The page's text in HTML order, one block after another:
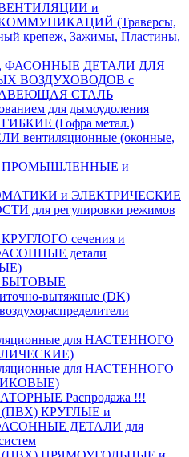
ВЕНТИЛЯЦИИ и
(Траверсы,
крепеж, Зажимы, Пластины,
ФАСОННЫЕ ДЕТАЛИ ДЛЯ
ВОЗДУХОВОДОВ с
СТАЛЬ
для дымоудоления
(Гофра метал.)
вентиляционные (оконные,
ПРОМЫШЛЕННЫЕ и
и ЭЛЕКТРИЧЕСКИЕ
для регулировки режимов
сечения и
детали
вытяжные (DK)
для НАСТЕННОГО
для НАСТЕННОГО
Распродажа !!!
КРУГЛЫЕ и
ДЕТАЛИ для